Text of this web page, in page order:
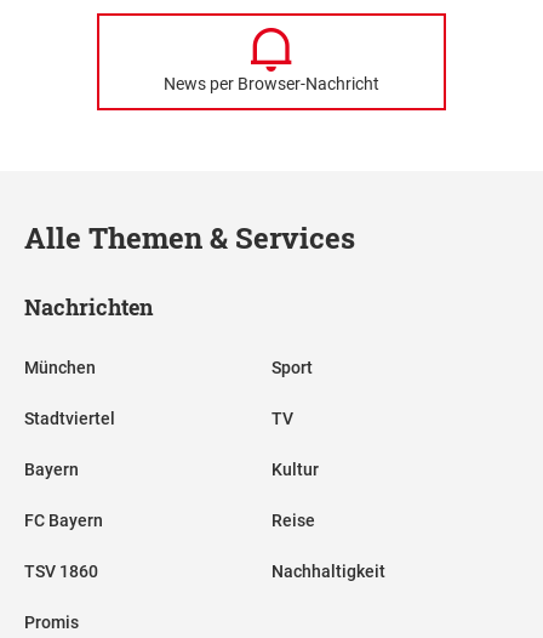
News per Browser-Nachricht
Alle Themen & Services
Nachrichten
München
Stadtviertel
Bayern
FC Bayern
TSV 1860
Promis
Sport
TV
Kultur
Reise
Nachhaltigkeit